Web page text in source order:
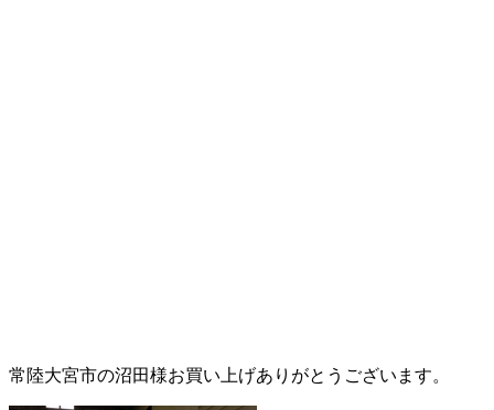
常陸大宮市の沼田様お買い上げありがとうございます。